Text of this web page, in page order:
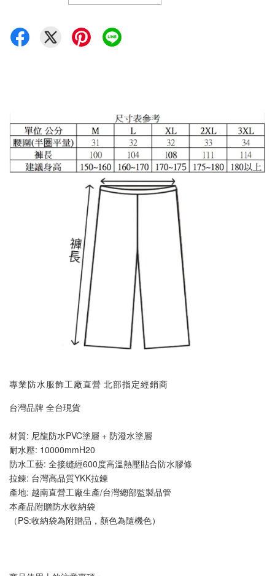
專業防水服飾工廠直營 北部指定經銷商
台灣品牌 全台現貨
材質: 尼龍防水PVC塗層 + 防潑水塗層
耐水壓: 10000mmH20
防水工藝: 全接縫經600度高溫熱壓貼合防水膠條
拉鍊: 台灣高品質YKK拉鍊
產地: 越南直營工廠生產/台灣總部監製品管
本產品附贈防水收納袋
（PS:收納袋為附贈品，顏色為隨機色）